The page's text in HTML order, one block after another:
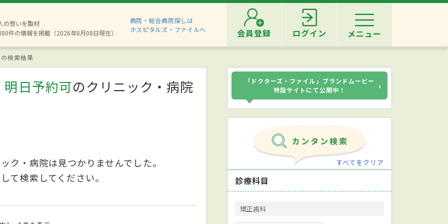
の想いを取材
件の情報を掲載（2026年8月08日現在）
病院・総合病院探しは
ホスピタルズ・ファイルへ
会員登録 ログイン メニュー
検索結果
日予約可のクリニック・病院
ク・病院は見つかりませんでした。
て検索してください。
「ドクターズ・ファイル」ブランドムービー
特設サイトにて公開中！
›
すべてをクリア
診療科目
矯正歯科